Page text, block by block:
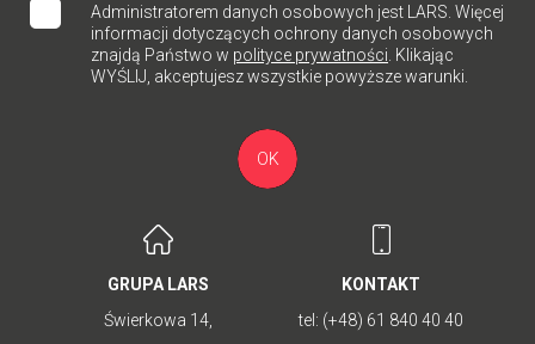
OK
Administratorem danych osobowych jest LARS. Więcej
informacji dotyczących ochrony danych osobowych
znajdą Państwo w polityce prywatności . Klikając
WYŚLIJ, akceptujesz wszystkie powyższe warunki.
GRUPA LARS
Świerkowa 14,
KONTAKT
tel: (+48) 61 840 40 40